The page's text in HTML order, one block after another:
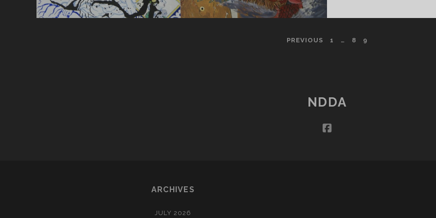
PREVIOUS 1 … 8 9
NDDA
facebook
ARCHIVES
JULY 2026